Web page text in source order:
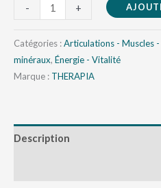
- +
Catégories :Articulations - Muscles
minéraux, Énergie - Vitalité
Marque : THERAPIA
Description